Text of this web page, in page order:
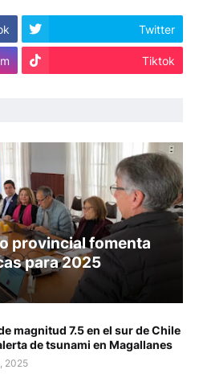
Twitter
Tiktok
provincial fomenta
para 2025
magnitud 7.5 en el sur de Chile
de tsunami en Magallanes
2025